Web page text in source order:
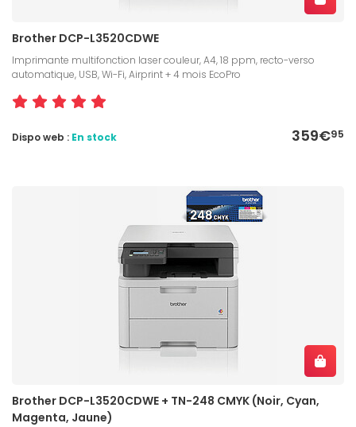
Brother DCP-L3520CDWE
Imprimante multifonction laser couleur, A4, 18 ppm, recto-verso
automatique, USB, Wi-Fi, Airprint + 4 mois EcoPro
359€95
Dispo web : En stock
Brother DCP-L3520CDWE + TN-248 CMYK (Noir, Cyan,
Magenta, Jaune)